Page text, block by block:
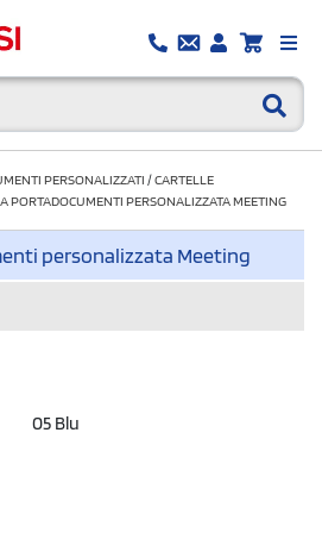
PERSONALIZZATI/CARTELLE
PORTADOCUMENTI PERSONALIZZATA MEETING
personalizzata Meeting
05 Blu